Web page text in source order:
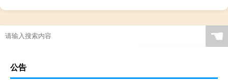
☚
公告